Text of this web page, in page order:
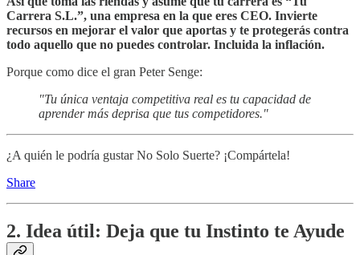
Carrera S.L.”, una empresa en la que eres CEO. Invierte
recursos en mejorar el valor que aportas y te protegerás contra
todo aquello que no puedes controlar. Incluida la inflación.
Porque como dice el gran Peter Senge:
"Tu única ventaja competitiva real es tu capacidad de
aprender más deprisa que tus competidores."
¿A quién le podría gustar No Solo Suerte? ¡Compártela!
Share
2. Idea útil: Deja que tu Instinto te Ayude